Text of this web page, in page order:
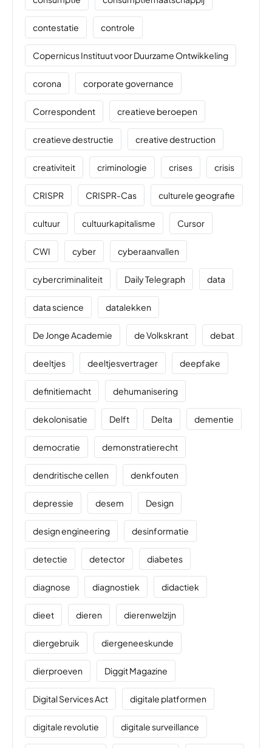
contestatie controle
Copernicus Instituut voor Duurzame Ontwikkeling
corona corporate governance
Correspondent creatieve beroepen
creatieve destructie creative destruction
creativiteit criminologie crises crisis
CRISPR CRISPR-Cas culturele geografie
cultuur cultuurkapitalisme Cursor
CWI cyber cyberaanvallen
cybercriminaliteit Daily Telegraph data
data science datalekken
De Jonge Academie de Volkskrant debat
deeltjes deeltjesvertrager deepfake
definitiemacht dehumanisering
dekolonisatie Delft Delta dementie
democratie demonstratierecht
dendritische cellen denkfouten
depressie desem Design
design engineering desinformatie
detectie detector diabetes
diagnose diagnostiek didactiek
dieet dieren dierenwelzijn
diergebruik diergeneeskunde
dierproeven Diggit Magazine
Digital Services Act digitale platformen
digitale revolutie digitale surveillance